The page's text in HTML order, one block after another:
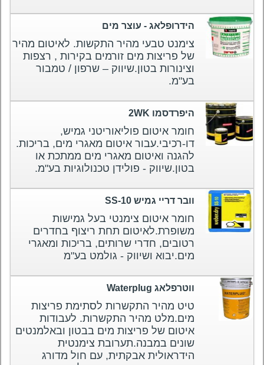
הידרופלאג - עוצר מים
צימנט טבעי מהיר התקשות. לאיטום מהיר
של פריצות מים זורמים בקירות , רצפות
וצינורות בטון.שיווק – שרפון / טמבור
בע"מ.
היפרדסמו 2WK
חומר איטום פוליאוריטני גמיש,
דו-רכיבי.עבור איטום מאגרי מים, בריכות.
להגנה ואיטום מאגרי מים ממתכת או
בטון.שיווק - פולידן טכנולוגיות בע"מ.
וובר דריי גמיש SS-10
חומר איטום צימנטי בעל גמישות
משופרת.לאיטום תחת ריצוף בחדרים
רטובים, חדרי שרותים, בריכות ומאגרי
מים.יבוא ושיווק - גולמט בע"מ
ווטרפלאג Waterplug
טיט מהיר התקשרות לסתימת פריצות
מים.מלט מהיר התקשרות. לעבודות
איטום של פריצות מים בבטון ובאלמנטים
שונים במבנה.תערובת צימנטית
הידראולית אבקתית, עם חול מדורג